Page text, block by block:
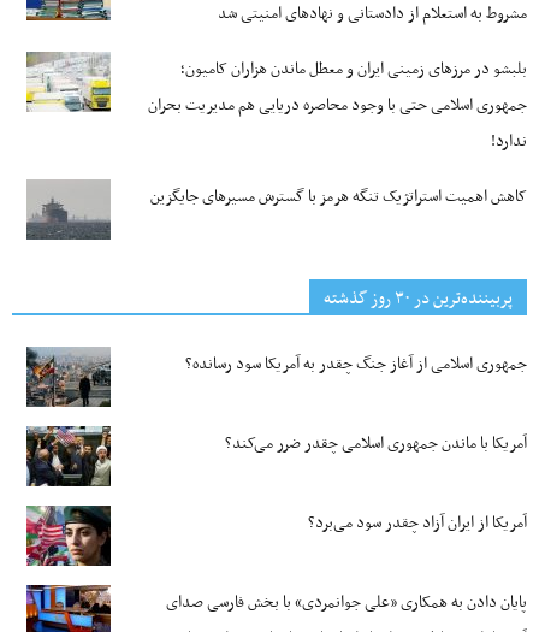
مشروط به استعلام از دادستانی و نهادهای امنیتی شد
بلبشو در مرزهای زمینی ایران و معطل ماندن هزاران کامیون؛
جمهوری اسلامی حتی با وجود محاصره دریایی هم مدیریت بحران
ندارد!
کاهش اهمیت استراتژیک تنگه‌ هرمز با گسترش مسیرهای جایگزین
پربیننده‌ترین‌ در ۳۰ روز گذشته
جمهوری اسلامی از آغاز جنگ چقدر به آمریکا سود رسانده؟
آمریکا با ماندن جمهوری اسلامی چقدر ضرر می‌کند؟
آمریکا از ایران آزاد چقدر سود می‌برد؟
پایان دادن به همکاری «علی جوانمردی» با بخش فارسی صدای